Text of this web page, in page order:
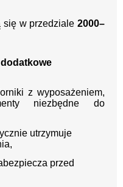
się w przedziale 2000–
z wyposażeniem,
niezbędne do
utrzymuje
przed